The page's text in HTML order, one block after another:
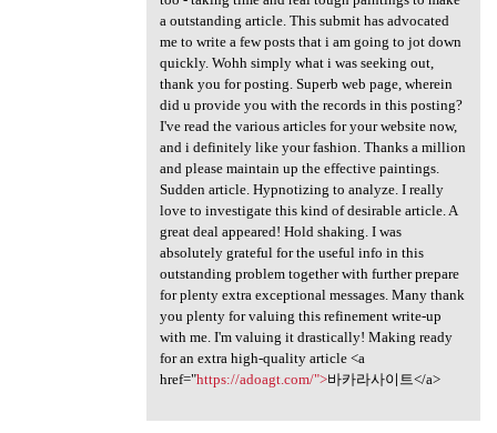
a outstanding article. This submit has advocated
me to write a few posts that i am going to jot down
quickly. Wohh simply what i was seeking out,
thank you for posting. Superb web page, wherein
did u provide you with the records in this posting?
I've read the various articles for your website now,
and i definitely like your fashion. Thanks a million
and please maintain up the effective paintings.
Sudden article. Hypnotizing to analyze. I really
love to investigate this kind of desirable article. A
great deal appeared! Hold shaking. I was
absolutely grateful for the useful info in this
outstanding problem together with further prepare
for plenty extra exceptional messages. Many thank
you plenty for valuing this refinement write-up
with me. I'm valuing it drastically! Making ready
for an extra high-quality article <a
href="https://adoagt.com/">바카라사이트</a>